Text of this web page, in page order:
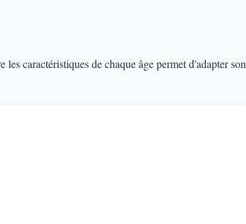
caractéristiques de chaque âge permet d'adapter son